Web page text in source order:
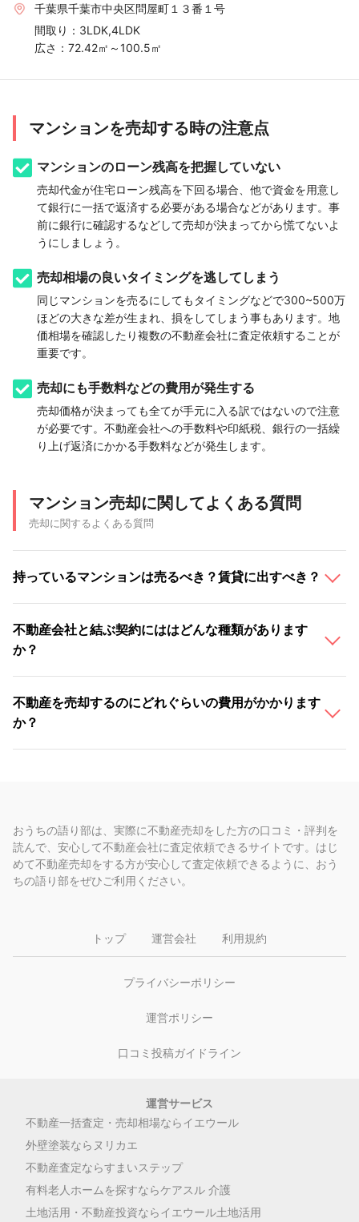
千葉県千葉市中央区問屋町１３番１号
間取り： 3LDK,4LDK
広さ： 72.42㎡～100.5㎡
マンションを売却する時の注意点
マンションのローン残高を把握していない
売却代金が住宅ローン残高を下回る場合、他で資金を用意し
て銀行に一括で返済する必要がある場合などがあります。事
前に銀行に確認するなどして売却が決まってから慌てないよ
うにしましょう。
売却相場の良いタイミングを逃してしまう
同じマンションを売るにしてもタイミングなどで300~500万
ほどの大きな差が生まれ、損をしてしまう事もあります。地
価相場を確認したり複数の不動産会社に査定依頼することが
重要です。
売却にも手数料などの費用が発生する
売却価格が決まっても全てが手元に入る訳ではないので注意
が必要です。不動産会社への手数料や印紙税、銀行の一括繰
り上げ返済にかかる手数料などが発生します。
マンション売却に関してよくある質問
売却に関するよくある質問
持っているマンションは売るべき？賃貸に出すべき？
不動産会社と結ぶ契約にははどんな種類があります
か？
不動産を売却するのにどれぐらいの費用がかかります
か？
おうちの語り部は、実際に不動産売却をした方の口コミ・評判を
読んで、安心して不動産会社に査定依頼できるサイトです。はじ
めて不動産売却をする方が安心して査定依頼できるように、おう
ちの語り部をぜひご利用ください。
トップ 運営会社 利用規約
プライバシーポリシー
運営ポリシー
口コミ投稿ガイドライン
運営サービス
不動産一括査定・売却相場ならイエウール
外壁塗装ならヌリカエ
不動産査定ならすまいステップ
有料老人ホームを探すならケアスル 介護
土地活用・不動産投資ならイエウール土地活用